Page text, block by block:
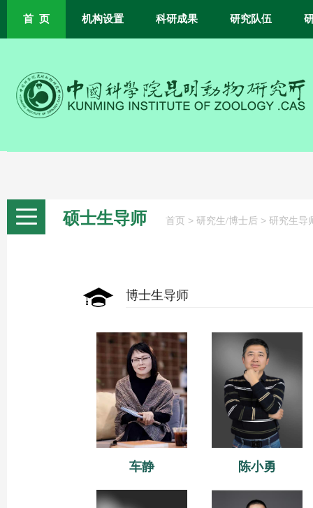
首 页 机构设置 科研成果 研究队伍
硕士生导师 首页 > 研究生/博士后 > 研究生导
博士生导师
车静 陈小勇